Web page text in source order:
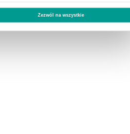
Zezwól na wszystkie